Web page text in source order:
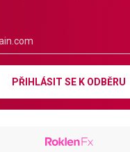
PŘIHLÁSIT SE K ODBĚRU